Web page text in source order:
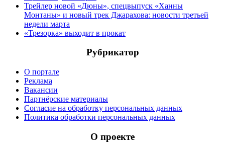
Трейлер новой «Дюны», спецвыпуск «Ханны
Монтаны» и новый трек Джарахова: новости третьей
недели марта
«Трезорка» выходит в прокат
Рубрикатор
О портале
Реклама
Вакансии
Партнёрские материалы
Согласие на обработку персональных данных
Политика обработки персональных данных
О проекте